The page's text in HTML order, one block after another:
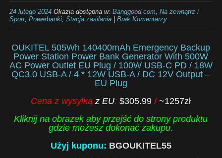
24 lutego 2024Okazja dostępna w: Banggood.com, Na zewnątrz i
Sport, Powerbanki, Stacja zasilania| Brak Komentarzy
OUKITEL 505Wh 140400mAh Emergency Backup
Power Station Power Bank Generator With 500W
AC Power Outlet EU Plug / 100W USB-C PD / 18W
QC3.0 USB-A / 4 * 12W USB-A / DC 12V Output –
EU Plug
Cena z wysyłkąz EU:$305.99/~1257zł
Kliknij na obrazek aby przejść do strony produktu
gdzie możesz dokonać zakupu.
Użyj kuponu: BGOUKITEL55